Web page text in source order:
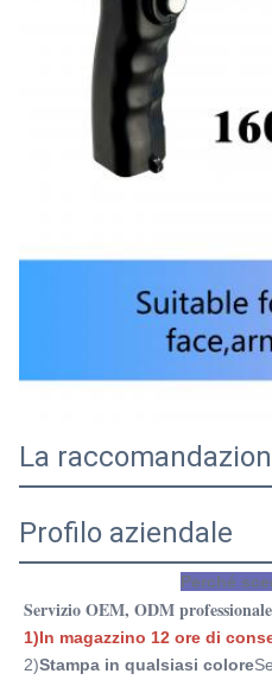
La
Profilo aziendale
Perché
Servizio OEM, ODM
1)In magazzino 12 ore di
2)Stampa in qualsiasi colore